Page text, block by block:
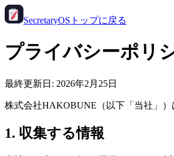
SecretaryOS トップに戻る
プライバシーポリ
最終更新日: 2026年2月25日
株式会社HAKOBUNE（以下「当社」）
1. 収集する情報